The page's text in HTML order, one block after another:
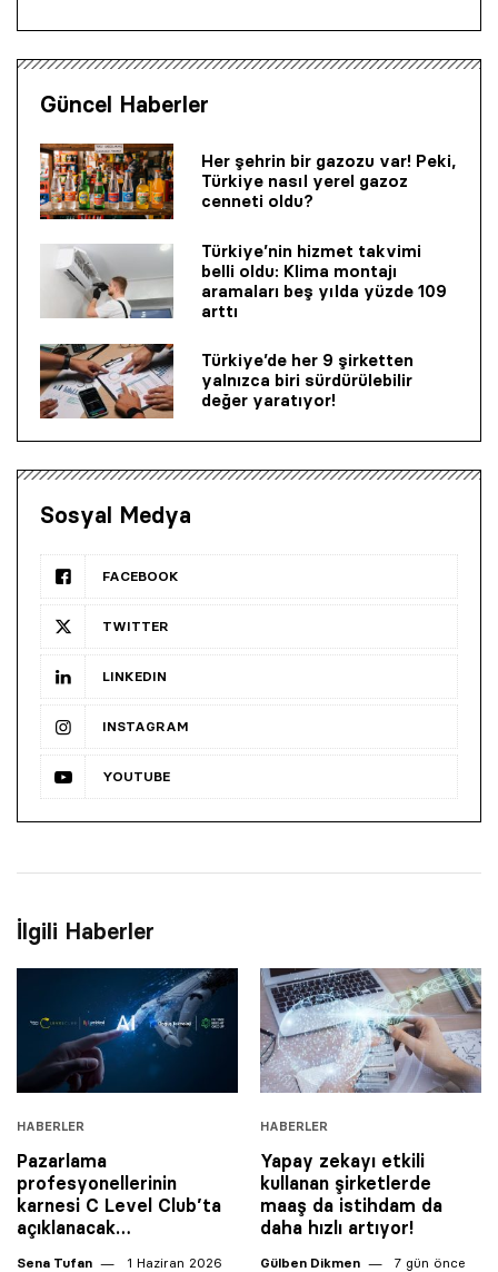
Güncel Haberler
Her şehrin bir gazozu var! Peki,
Türkiye nasıl yerel gazoz
cenneti oldu?
Türkiye’nin hizmet takvimi
belli oldu: Klima montajı
aramaları beş yılda yüzde 109
arttı
Türkiye’de her 9 şirketten
yalnızca biri sürdürülebilir
değer yaratıyor!
Sosyal Medya
FACEBOOK
TWITTER
LINKEDIN
INSTAGRAM
YOUTUBE
İlgili Haberler
HABERLER
Pazarlama
profesyonellerinin
karnesi C Level Club’ta
açıklanacak…
Sena Tufan 1 Haziran 2026
HABERLER
Yapay zekayı etkili
kullanan şirketlerde
maaş da istihdam da
daha hızlı artıyor!
Gülben Dikmen 7 gün önce